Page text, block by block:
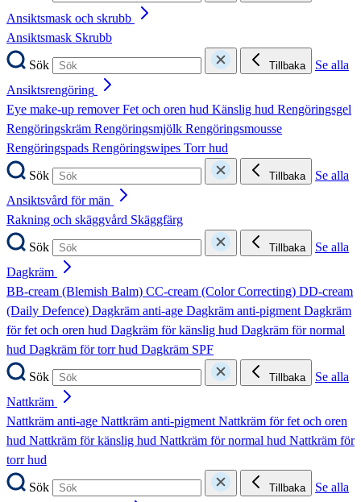
Ansiktsmask och skrubb
Ansiktsmask Skrubb
Sök
Tillbaka
Se alla
Ansiktsrengöring
Eye make-up removerFet och oren hud Känslig hud Rengöringsgel
Rengöringskräm Rengöringsmjölk Rengöringsmousse
Rengöringspads Rengöringswipes Torr hud
Sök
Tillbaka
Se alla
Ansiktsvård för män
Rakning och skäggvård Skäggfärg
Sök
Tillbaka
Se alla
Dagkräm
BB-cream (Blemish Balm) CC-cream (Color Correcting) DD-cream
(Daily Defence) Dagkräm anti-age Dagkräm anti-pigmentDagkräm
för fet och oren hud Dagkräm för känslig hud Dagkräm för normal
hud Dagkräm för torr hud Dagkräm SPF
Sök
Tillbaka
Se alla
Nattkräm
Nattkräm anti-age Nattkräm anti-pigmentNattkräm för fet och oren
hud Nattkräm för känslig hud Nattkräm för normal hud Nattkräm för
torr hud
Sök
Tillbaka
Se alla